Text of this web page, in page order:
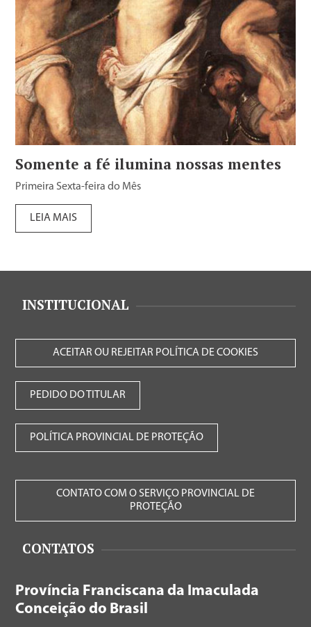
Somente a fé ilumina nossas mentes
Primeira Sexta-feira do Mês
LEIA MAIS
INSTITUCIONAL
ACEITAR OU REJEITAR POLÍTICA DE COOKIES
PEDIDO DO TITULAR
POLÍTICA PROVINCIAL DE PROTEÇÃO
CONTATO COM O SERVIÇO PROVINCIAL DE
PROTEÇÃO
CONTATOS
Província Franciscana da Imaculada
Conceição do Brasil